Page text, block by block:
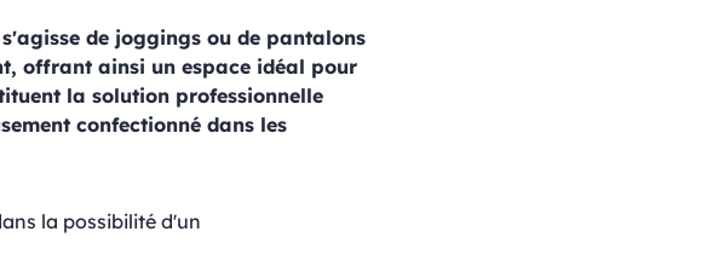
de joggings ou de pantalons
offrant ainsi un espace idéal pour
la solution professionnelle
confectionné dans les
la possibilité d'un